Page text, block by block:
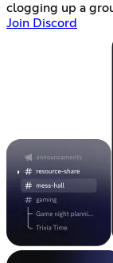
clogging up a
Join Discord